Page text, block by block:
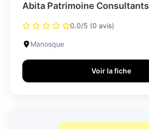
Abita Patrimoine Consultants
0.0/5 (0 avis)
Manosque
Voir la fiche